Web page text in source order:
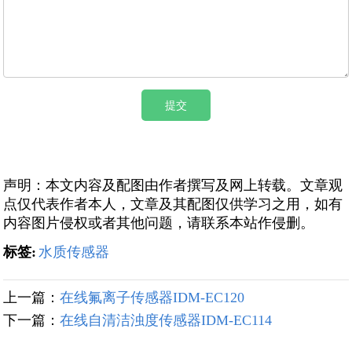
声明：本文内容及配图由作者撰写及网上转载。文章观
点仅代表作者本人，文章及其配图仅供学习之用，如有
内容图片侵权或者其他问题，请联系本站作侵删。
标签: 水质传感器
上一篇：在线氟离子传感器IDM-EC120
下一篇：在线自清洁浊度传感器IDM-EC114